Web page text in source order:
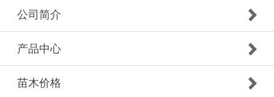
公司简介
产品中心
苗木价格